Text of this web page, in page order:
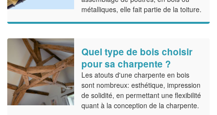
métalliques, elle fait partie de la toiture.
Quel type de bois choisir
pour sa charpente ?
Les atouts d'une charpente en bois
sont nombreux: esthétique, impression
de solidité, en permettant une flexibilité
quant à la conception de la charpente.